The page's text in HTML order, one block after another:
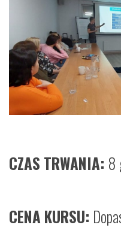
CZAS TRWANIA: 8
CENA KURSU: